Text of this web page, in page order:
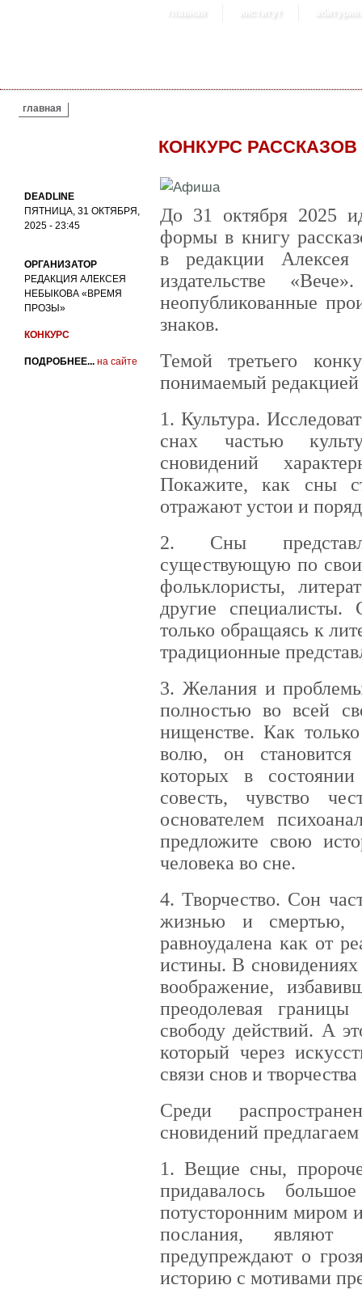
главная институт
ВЫ ЗДЕСЬ
главная
КОНКУРС
DEADLINE
ПЯТНИЦА, 31 ОКТЯБРЯ,
2025 - 23:45
ОРГАНИЗАТОР
РЕДАКЦИЯ АЛЕКСЕЯ
НЕБЫКОВА «ВРЕМЯ
ПРОЗЫ»
КОНКУРС
ПОДРОБНЕЕ... на сайте
До 31 октября 2025
формы в книгу
в редакции
издательстве
неопубликованные
знаков.
Темой третьего
понимаемый
1. Культура.
снах частью
сновидений
Покажите, как сны
отражают устои и
2. Сны
существующую по
фольклористы,
другие
только обращаясь к
традиционные
3. Желания и
полностью во всей
нищенстве. Как
волю, он
которых в
совесть, чувство
основателем
предложите свою
человека во сне.
4. Творчество. Сон
жизнью и смертью,
равноудалена как от
истины. В
воображение,
преодолевая
свободу действий. А
который через
связи снов и
Среди
сновидений
1. Вещие сны,
придавалось
потусторонним миром
послания, являют
предупреждают о
историю с мотивами